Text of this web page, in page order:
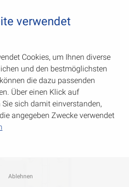
verwendet
Cookies, um Ihnen diverse
und den bestmöglichsten
die dazu passenden
Über einen Klick auf
Sie sich damit einverstanden,
angegeben Zwecke verwendet
Ablehnen